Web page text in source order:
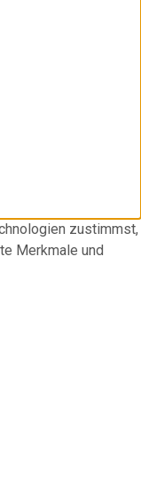
zustimmst,
Merkmale und